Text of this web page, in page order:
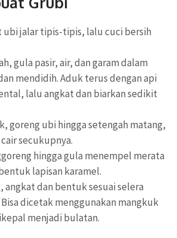
ubi jalar tipis-tipis, lalu cuci bersih
gula pasir, air, dan garam dalam
mendidih. Aduk terus dengan api
lalu angkat dan biarkan sedikit
goreng ubi hingga setengah matang,
secukupnya.
hingga gula menempel merata
lapisan karamel.
angkat dan bentuk sesuai selera
Bisa dicetak menggunakan mangkuk
menjadi bulatan.